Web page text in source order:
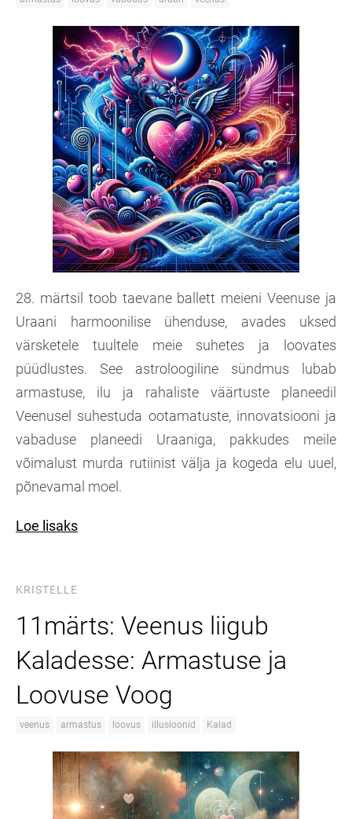
28. märtsil toob taevane ballett meieni Veenuse ja
Uraani harmoonilise ühenduse, avades uksed
värsketele tuultele meie suhetes ja loovates
püüdlustes. See astroloogiline sündmus lubab
armastuse, ilu ja rahaliste väärtuste planeedil
Veenusel suhestuda ootamatuste, innovatsiooni ja
vabaduse planeedi Uraaniga, pakkudes meile
võimalust murda rutiinist välja ja kogeda elu uuel,
põnevamal moel.
Loe lisaks
KRISTELLE
11märts: Veenus liigub
Kaladesse: Armastuse ja
Loovuse Voog
veenus armastus loovus illusioonid Kalad